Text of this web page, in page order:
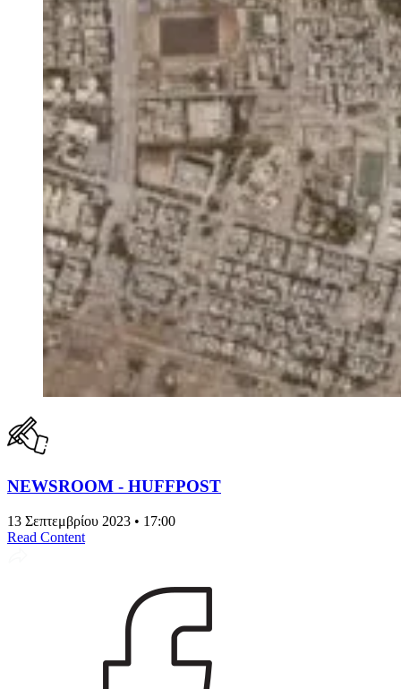
NEWSROOM - HUFFPOST
13 Σεπτεμβρίου 2023 • 17:00
Read Content